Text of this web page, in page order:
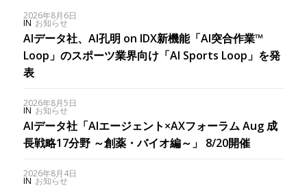
2026年8月6日
IN お知らせ
AIデータ社、AI孔明 on IDX新機能「AI突合作業™︎
Loop」のスポーツ業界向け「AI Sports Loop」を発
表
2026年8月5日
IN お知らせ
AIデータ社「AIエージェント×AXフォーラム Aug 成
長戦略17分野 ～創薬・バイオ編～」 8/20開催
2026年8月4日
IN お知らせ